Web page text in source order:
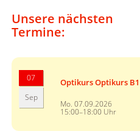
Unsere nächsten
Termine:
07
Sep
Optikurs Optikurs B1
Mo. 07.09.2026
15:00–18:00 Uhr